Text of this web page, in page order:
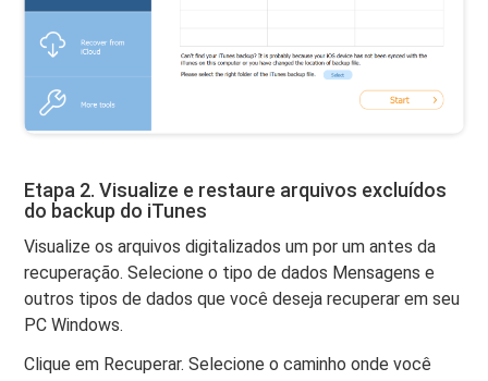
Etapa 2. Visualize e restaure arquivos excluídos
do backup do iTunes
Visualize os arquivos digitalizados um por um antes da
recuperação. Selecione o tipo de dados Mensagens e
outros tipos de dados que você deseja recuperar em seu
PC Windows.
Clique em Recuperar. Selecione o caminho onde você